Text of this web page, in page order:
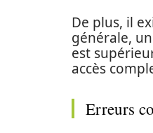
De plus, il
générale,
est
accès
Erreurs